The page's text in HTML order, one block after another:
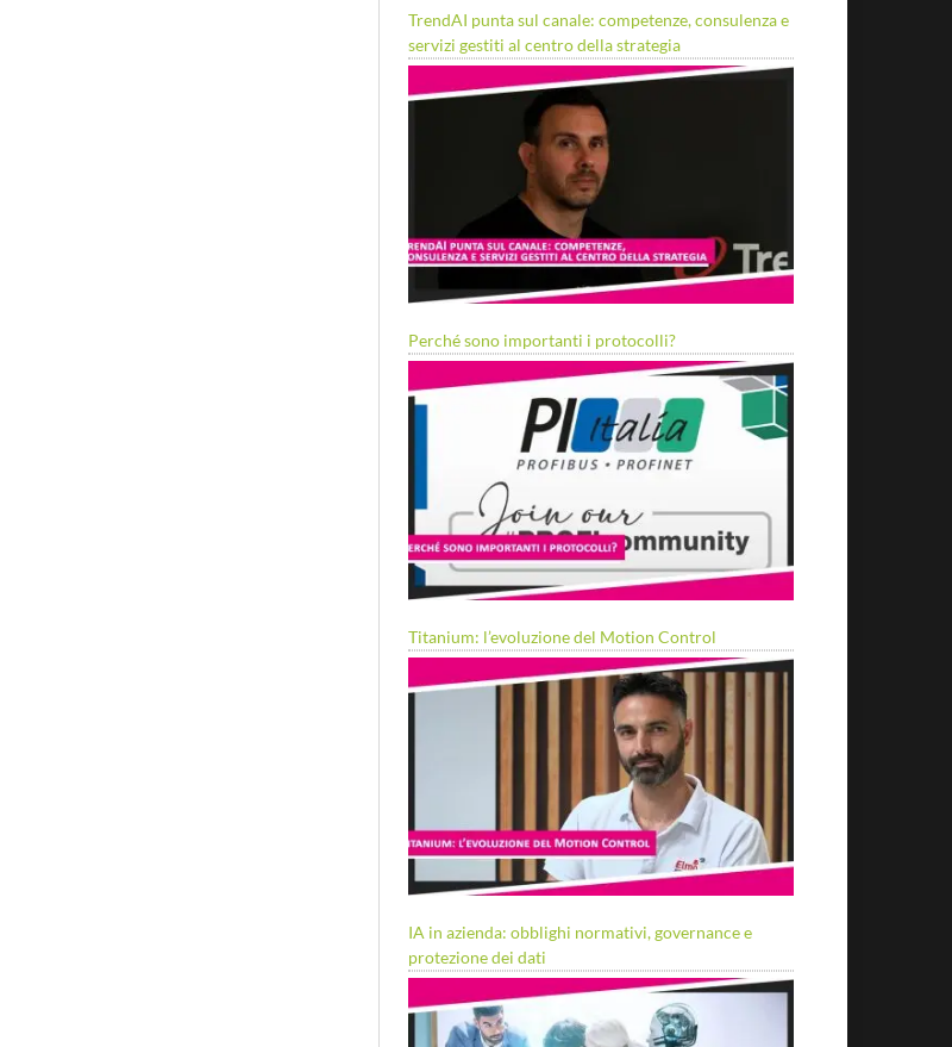
TrendAI punta sul canale: competenze, consulenza e
servizi gestiti al centro della strategia
Perché sono importanti i protocolli?
Titanium: l’evoluzione del Motion Control
IA in azienda: obblighi normativi, governance e
protezione dei dati